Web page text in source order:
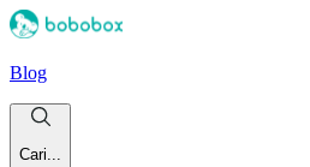
Blog
Cari...